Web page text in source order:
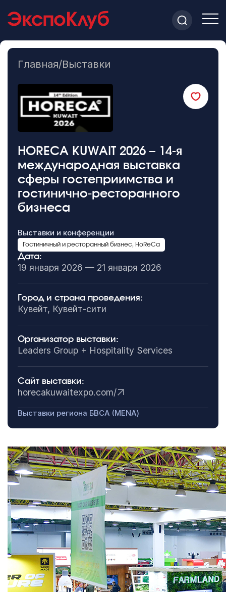
Главная/Выставки
HORECA KUWAIT 2026 – 14-я
международная выставка
сферы гостеприимства и
гостинично-ресторанного
бизнеса
Выставки и конференции
Гостиничный и ресторанный бизнес, HoReCa
Дата:
19 января 2026 — 21 января 2026
Город и страна проведения:
Кувейт, Кувейт-сити
Организатор выставки:
Leaders Group + Hospitality Services
Сайт выставки:
horecakuwaitexpo.com/
Выставки региона БВСА (MENA)